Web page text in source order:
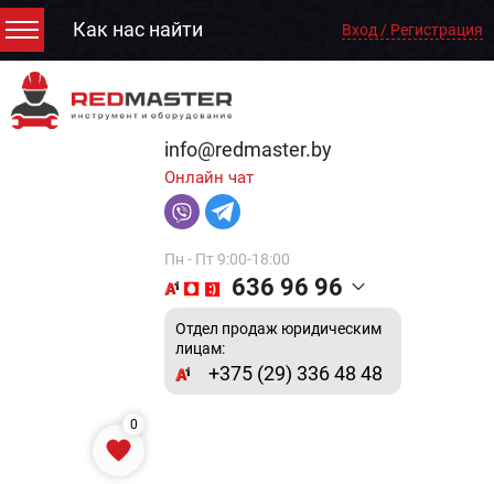
Как нас найти Вход / Регистрация
info@redmaster.by
Онлайн чат
Пн - Пт 9:00-18:00
636 96 96
Отдел продаж юридическим
лицам:
+375 (29) 336 48 48
0